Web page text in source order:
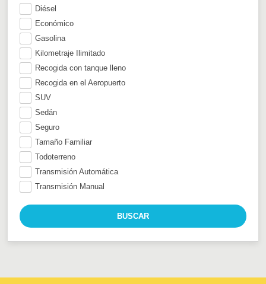
Diésel
Económico
Gasolina
Kilometraje Ilimitado
Recogida con tanque lleno
Recogida en el Aeropuerto
SUV
Sedán
Seguro
Tamaño Familiar
Todoterreno
Transmisión Automática
Transmisión Manual